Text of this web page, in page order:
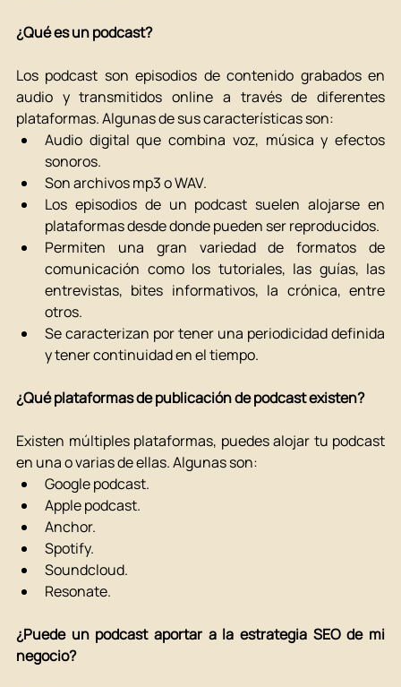
¿Qué es un podcast?
Los podcast son episodios de contenido grabados en
audio y transmitidos online a través de diferentes
plataformas. Algunas de sus características son:
Audio digital que combina voz, música y efectos
sonoros.
Son archivos mp3 o WAV.
Los episodios de un podcast suelen alojarse en
plataformas desde donde pueden ser reproducidos.
Permiten una gran variedad de formatos de
comunicación como los tutoriales, las guías, las
entrevistas, bites informativos, la crónica, entre
otros.
Se caracterizan por tener una periodicidad definida
y tener continuidad en el tiempo.
¿Qué plataformas de publicación de podcast existen?
Existen múltiples plataformas, puedes alojar tu podcast
en una o varias de ellas. Algunas son:
Google podcast.
Apple podcast.
Anchor.
Spotify.
Soundcloud.
Resonate.
¿Puede un podcast aportar a la estrategia SEO de mi
negocio?